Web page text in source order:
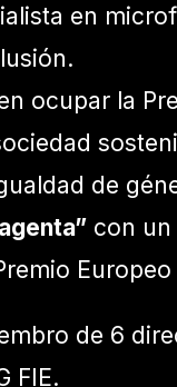
en
ocupar la
de
con
de 6
FIE.